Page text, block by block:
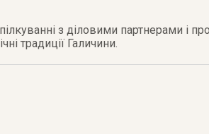
з діловими партнерами і
традиції Галичини.